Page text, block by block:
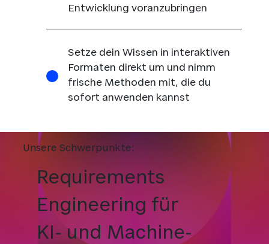
Entwicklung voranzubringen
Setze dein Wissen in interaktiven
Formaten direkt um und nimm
frische Methoden mit, die du
sofort anwenden kannst
Unsere Schwerpunkte:
Requirements
Engineering für
KI- und Machine-